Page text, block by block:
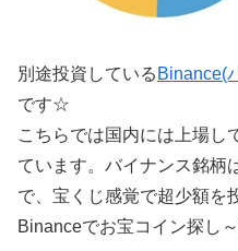
別途投資している Binance(
です☆
こちらでは国内には上場し
ています。バイナンス銘柄
で、宝くじ感覚で超少額を
Binanceでお宝コイン探し